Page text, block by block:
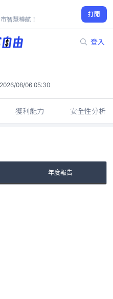
智慧導航！
打開
登入
2026/08/06 05:30
獲利能力 安全性分析
年度報告